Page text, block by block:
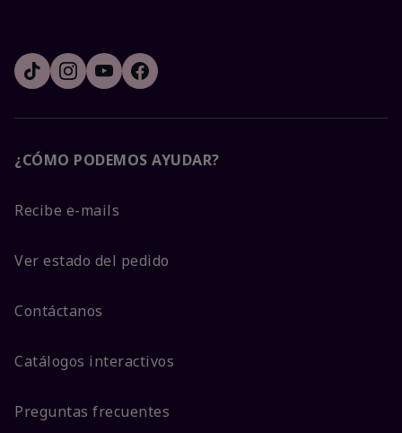
¿CÓMO PODEMOS AYUDAR?
Recibe e-mails
Ver estado del pedido
Contáctanos
Catálogos interactivos
Preguntas frecuentes